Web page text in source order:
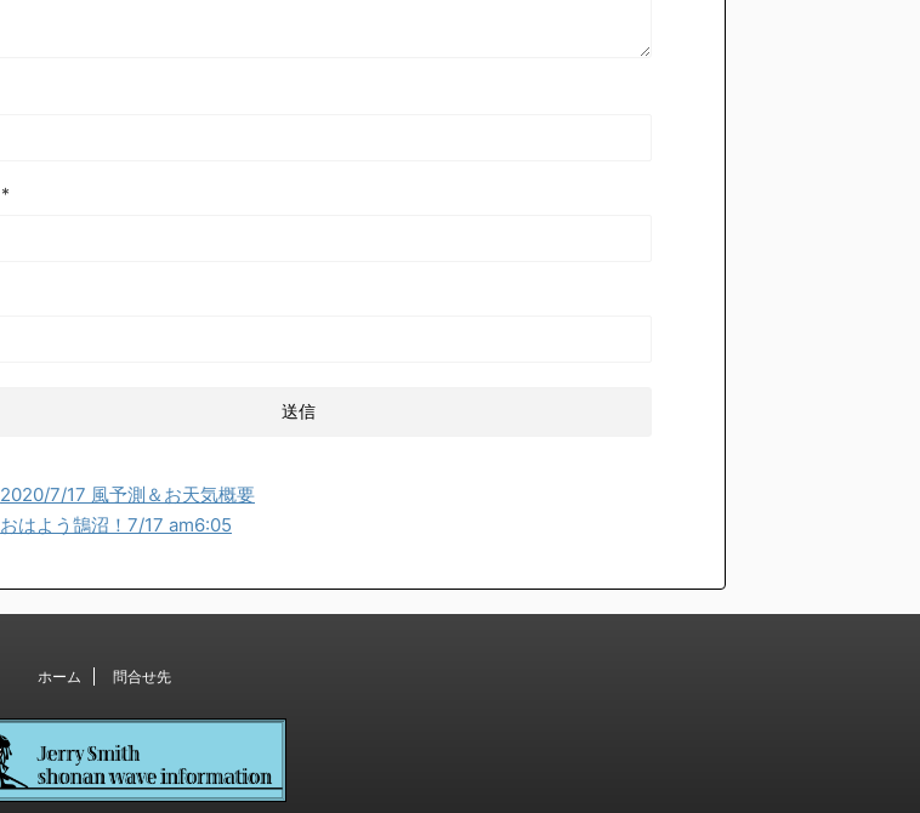
*
2020/7/17 風予測＆お天気概要
おはよう鵠沼！7/17 am6:05
ホーム 問合せ先